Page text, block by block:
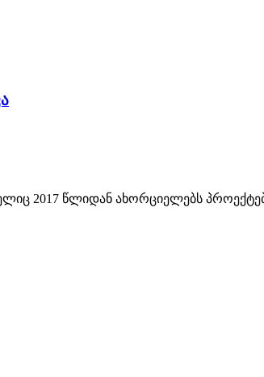
2017 წლიდან ახორციელებს